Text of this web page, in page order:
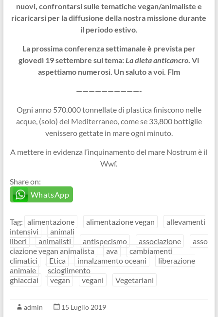
nuovi, confrontarsi sulle tematiche vegan/animaliste e
ricaricarsi per la diffusione della nostra missione durante
il periodo estivo.
La prossima conferenza settimanale è prevista per
giovedì 19 settembre sul tema:La dieta anticancro. Vi
aspettiamo numerosi. Un saluto a voi. Flm
——————————-
Ogni anno 570.000 tonnellate di plastica finiscono nelle
acque, (solo) del Mediterraneo, come se 33,800 bottiglie
venissero gettate in mare ogni minuto.
A mettere in evidenza l’inquinamento del mare Nostrum è il
Wwf.
Share on:
WhatsApp
Tag: alimentazione alimentazione vegan
allevamenti
intensivi
animali
liberi
animalisti antispecismo associazione
asso
ciazione vegan animalista
ava
cambiamenti
climatici
Etica innalzamento oceani
liberazione
animale
scioglimento
ghiacciai
vegan vegani Vegetariani
admin
15 Luglio 2019